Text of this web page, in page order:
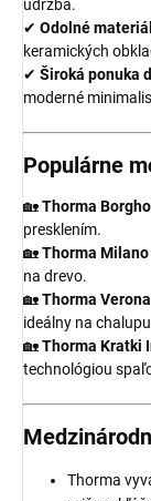
údržba.
✔ Odolné
keramických
✔ Široká ponuka
moderné
Populárne
🏡Thorma
presklením.
🏡Thorma Milano
na drevo.
🏡Thorma Verona
ideálny na
🏡Thorma Kratki
technológiou
Thorma